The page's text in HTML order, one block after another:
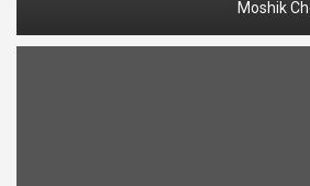
Moshik